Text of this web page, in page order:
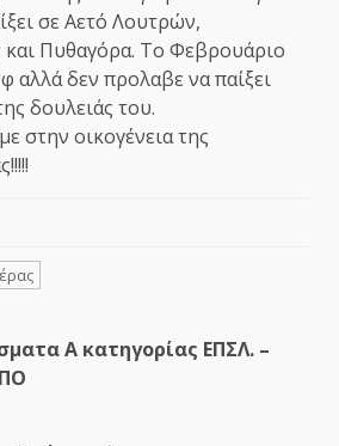
σε Αετό Λουτρών,
και Πυθαγόρα. Το Φεβρουάριο
αλλά δεν προλαβε να παίξει
δουλειάς του.
στην οικογένεια της
Α κατηγορίας ΕΠΣΛ. –